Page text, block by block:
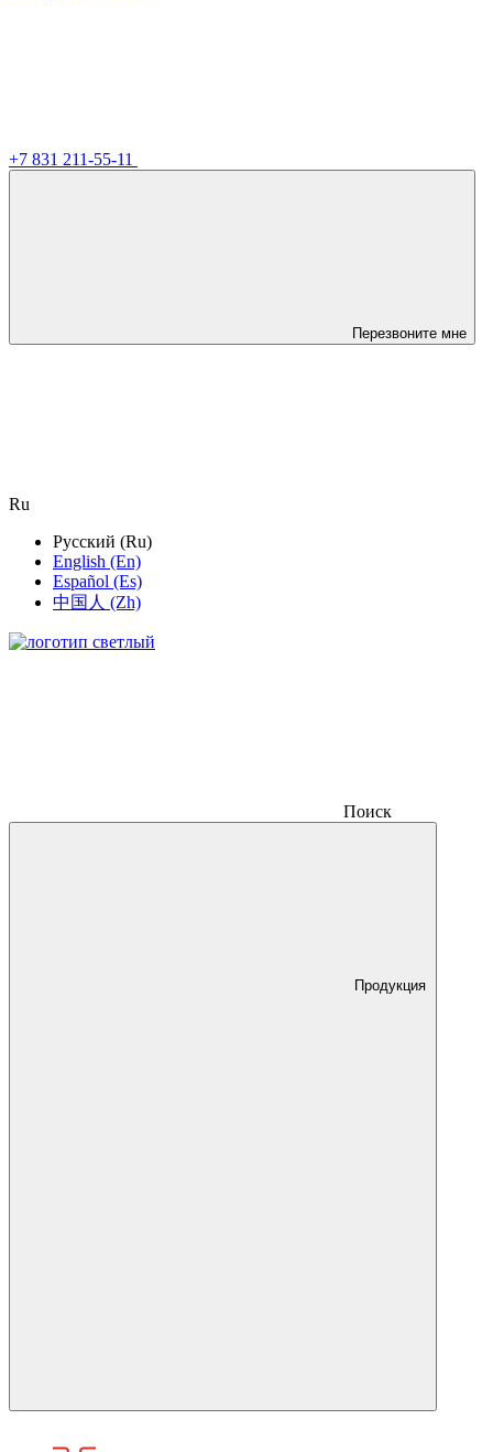
+7 831 211-55-11
Перезвоните мне
Ru
Русский (Ru)
English (En)
Español (Es)
中国人 (Zh)
Поиск
Продукция